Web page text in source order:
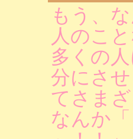
もう、な
人のこ
多くの
分にさ
てさま
なんか